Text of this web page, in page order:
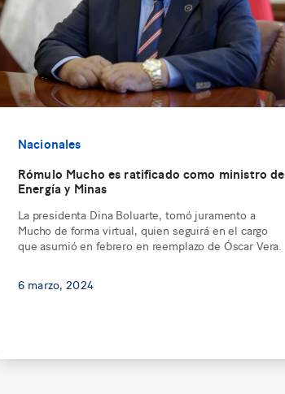
Nacionales
Rómulo Mucho es ratificado como ministro de
Energía y Minas
La presidenta Dina Boluarte, tomó juramento a
Mucho de forma virtual, quien seguirá en el cargo
que asumió en febrero en reemplazo de Óscar Vera.
6 marzo, 2024